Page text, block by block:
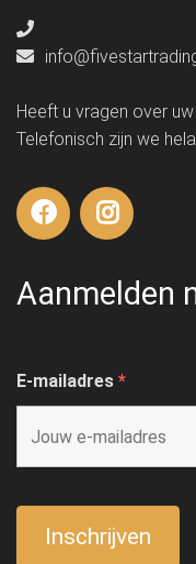
Heeft u vragen over
Telefonisch zijn we
Aanmelden
E-mailadres *